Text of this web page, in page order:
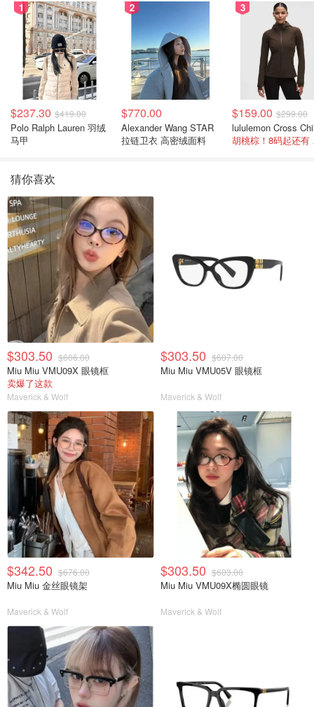
1
$237.30 $419.00
Polo Ralph Lauren 羽绒
马甲
2
$770.00
Alexander Wang STAR
拉链卫衣 高密绒面料
3
$159.00 $299.00
猜你喜欢
$303.50 $606.00
Miu Miu VMU09X 眼镜框
卖爆了这款
Maverick & Wolf
$303.50 $607.00
Miu Miu VMU05V 眼镜框
Maverick & Wolf
$342.50 $676.00
Miu Miu 金丝眼镜架
Maverick & Wolf
$303.50 $603.00
Miu Miu VMU09X椭圆眼镜
Maverick & Wolf